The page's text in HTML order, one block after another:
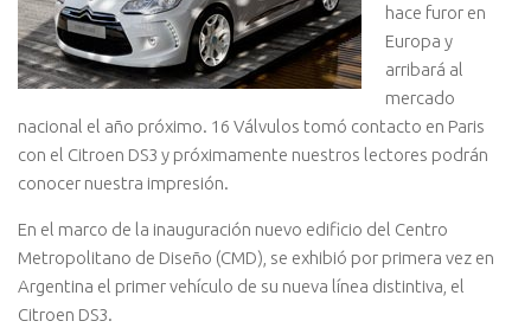
hace furor en
Europa y
arribará al
mercado
nacional el año próximo. 16 Válvulos tomó contacto en Paris
con el Citroen DS3 y próximamente nuestros lectores podrán
conocer nuestra impresión.
En el marco de la inauguración nuevo edificio del Centro
Metropolitano de Diseño (CMD), se exhibió por primera vez en
Argentina el primer vehículo de su nueva línea distintiva, el
Citroen DS3.